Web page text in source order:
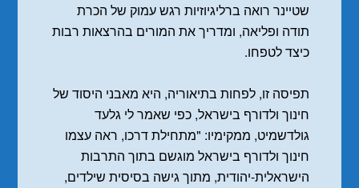
שטיינר רואה ברליגיוזיות רגש עמוק של הכרת
תודה ופליאה, ומדריך את המורים בהרצאות רבות
כיצד לטפחו.
תפיסה זו, לפחות בתיאוריה, היא מאבני היסוד של
חינוך ולדורף בישראל, כפי שאמר לי גלעד
גולדשמיט, ממקימיו: "מתחילת דרכו, ראה עצמו
חינוך ולדורף בישראל מוגשם בתוך התרבות
הישראלית-יהודית, מתוך גישה בסיסית שילדים,